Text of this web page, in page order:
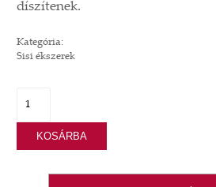
díszítenek.
Kategória:
Sisi ékszerek
KOSÁRBA